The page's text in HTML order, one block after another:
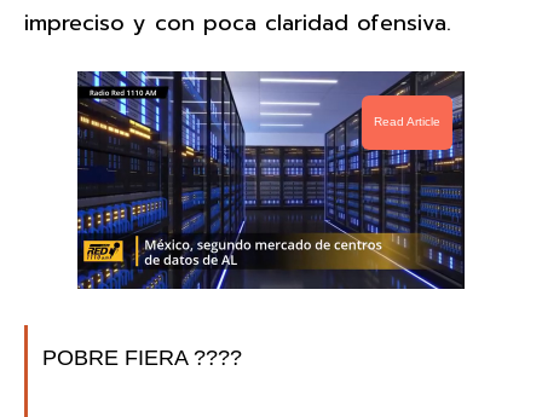
impreciso y con poca claridad ofensiva.
Read Article
POBRE FIERA ????